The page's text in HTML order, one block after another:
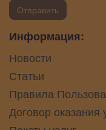
Отправить
Информация:
Новости
Статьи
Правила
Договор оказания